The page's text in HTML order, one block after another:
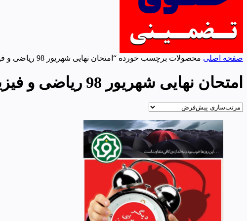
صفحه اصلی محصولات برچسب خورده “امتحان نهایی شهریور 98 ریاضی و فیزیک”
امتحان نهایی شهریور 98 ریاضی و فیزیک